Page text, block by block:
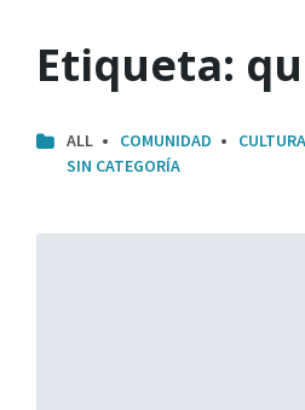
Etiqueta:
ALL COMUNIDAD CULTURA
SIN CATEGORÍA